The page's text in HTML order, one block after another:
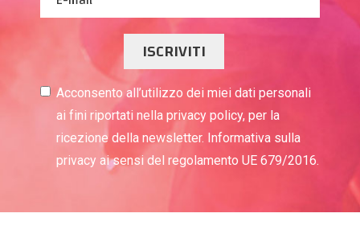
ISCRIVITI
Acconsento all’utilizzo dei miei dati personali
ai fini riportati nella privacy policy, per la
ricezione della newsletter. Informativa sulla
privacy ai sensi del regolamento UE 679/2016.